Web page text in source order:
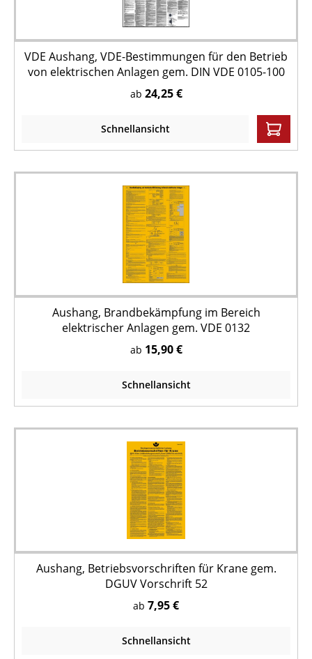
VDE Aushang, VDE-Bestimmungen für den Betrieb
von elektrischen Anlagen gem. DIN VDE 0105-100
ab 24,25 €
Schnellansicht
Aushang, Brandbekämpfung im Bereich
elektrischer Anlagen gem. VDE 0132
ab 15,90 €
Schnellansicht
Aushang, Betriebsvorschriften für Krane gem.
DGUV Vorschrift 52
ab 7,95 €
Schnellansicht